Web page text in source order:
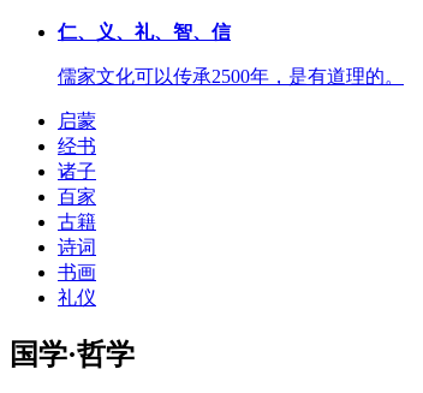
仁、义、礼、智、信
儒家文化可以传承2500年，是有道理的。
启蒙
经书
诸子
百家
古籍
诗词
书画
礼仪
国学·哲学